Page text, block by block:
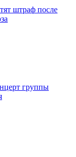
штраф после
группы